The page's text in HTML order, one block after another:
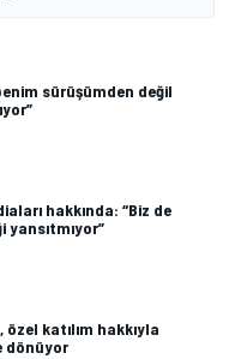
sürüşümden değil
hakkında: “Biz de
katılım hakkıyla
dönüyor